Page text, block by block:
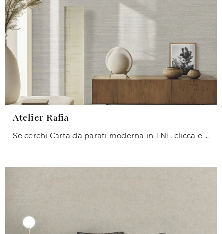
Atelier Rafia
Se cerchi Carta da parati moderna in TNT, clicca e ottieni informazioni sulle svariate offerte di Caos Creativo by Rossi&Co come il modello Atelier ...